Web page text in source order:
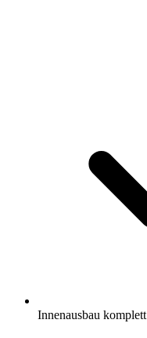
Innenausbau komplett